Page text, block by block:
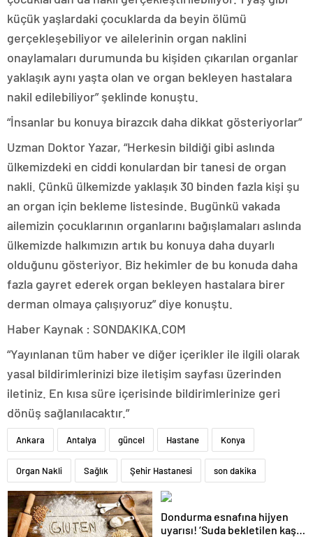
küçük yaşlardaki çocuklarda da beyin ölümü
gerçekleşebiliyor ve ailelerinin organ naklini
onaylamaları durumunda bu kişiden çıkarılan organlar
yaklaşık aynı yaşta olan ve organ bekleyen hastalara
nakil edilebiliyor” şeklinde konuştu.
“İnsanlar bu konuya birazcık daha dikkat gösteriyorlar”
Uzman Doktor Yazar, “Herkesin bildiği gibi aslında
ülkemizdeki en ciddi konulardan bir tanesi de organ
nakli. Çünkü ülkemizde yaklaşık 30 binden fazla kişi şu
an organ için bekleme listesinde. Bugünkü vakada
ailemizin çocuklarının organlarını bağışlamaları aslında
ülkemizde halkımızın artık bu konuya daha duyarlı
olduğunu gösteriyor. Biz hekimler de bu konuda daha
fazla gayret ederek organ bekleyen hastalara birer
derman olmaya çalışıyoruz” diye konuştu.
Haber Kaynak : SONDAKIKA.COM
“Yayınlanan tüm haber ve diğer içerikler ile ilgili olarak
yasal bildirimlerinizi bize iletişim sayfası üzerinden
iletiniz. En kısa süre içerisinde bildirimlerinize geri
dönüş sağlanılacaktır.”
Ankara Antalya güncel Hastane Konya
Organ Nakli Sağlık Şehir Hastanesi son dakika
Dondurma esnafına hijyen
uyarısı! ‘Suda bekletilen kaşık